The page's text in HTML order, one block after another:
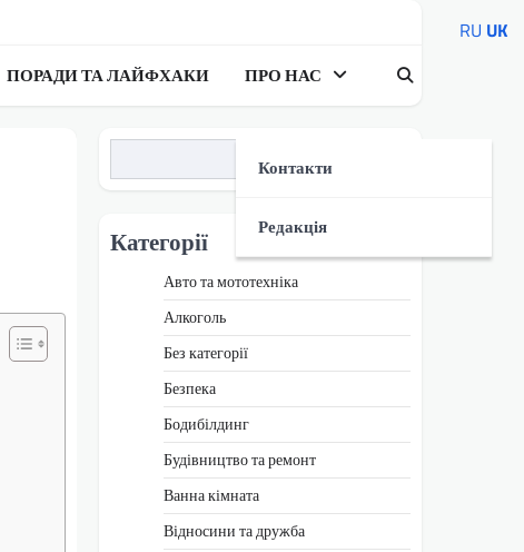
ПОРАДИ ТА ЛАЙФХАКИ ПРО НАС
Контакти
Редакція
Категорії
Авто та мототехніка
Алкоголь
Без категорії
Безпека
Бодибілдинг
Будівництво та ремонт
Ванна кімната
Відносини та дружба
RU UK